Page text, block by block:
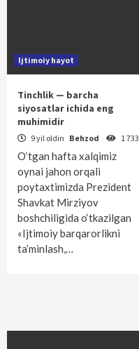
Ijtimoiy hayot
Tinchlik — barcha
siyosatlar ichida eng
muhimidir
9 yil oldin Behzod 1 733
O‘tgan hafta xalqimiz
oynai jahon orqali
poytaxtimizda Prezident
Shavkat Mirziyov
boshchiligida o‘tkazilgan
«Ijtimoiy barqarorlikni
ta’minlash,…